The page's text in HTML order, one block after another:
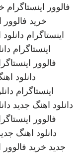
فالوور اینستاگرام
خرید فالوور
اینستاگرام
اینستاگرام
فالوور
دانلود
اینستاگرام
دانلود اهنگ جدید
فالوور
دانلود اهنگ
جدید خرید فالوور